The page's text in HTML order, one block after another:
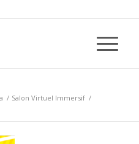
/ Salon Virtuel Immersif /